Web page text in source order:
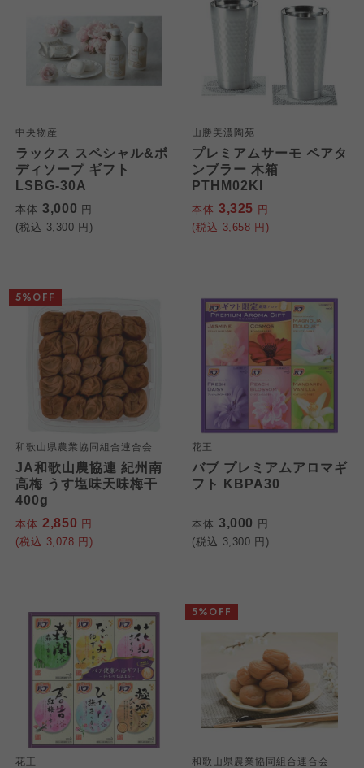
中央物産
ラックス スペシャル&ボ
ディソープ ギフト
LSBG-30A
本体 3,000 円
(税込 3,300 円)
山勝美濃陶苑
プレミアムサーモ ペアタ
ンブラー 木箱
PTHM02KI
本体 3,325 円
(税込 3,658 円)
和歌山県農業協同組合連合会
JA和歌山農協連 紀州南
高梅 うす塩味天味梅干
400g
本体 2,850 円
(税込 3,078 円)
5%OFF
花王
バブ プレミアムアロマギ
フト KBPA30
本体 3,000 円
(税込 3,300 円)
花王 和歌山県農業協同組合連合会
5%OFF